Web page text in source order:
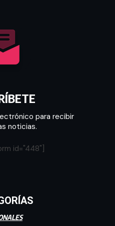
para recibir
noticias.
id="448"]